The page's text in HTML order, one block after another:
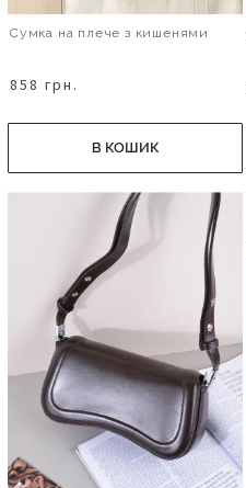
Сумка на плече з кишенями
858 грн.
В КОШИК